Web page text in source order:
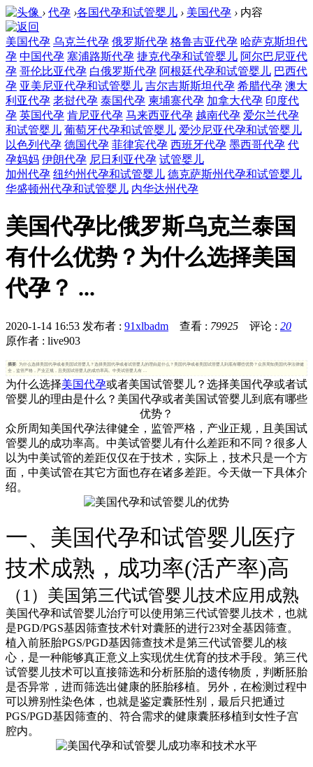
› 代孕 ›各国代孕和试管婴儿 › 美国代孕 › 内容
美国代孕 乌克兰代孕 俄罗斯代孕 格鲁吉亚代孕 哈萨克斯坦代
孕 中国代孕 塞浦路斯代孕 捷克代孕和试管婴儿 阿尔巴尼亚代
孕 哥伦比亚代孕 白俄罗斯代孕 阿根廷代孕和试管婴儿 巴西代
孕 亚美尼亚代孕和试管婴儿 吉尔吉斯斯坦代孕 希腊代孕 澳大
利亚代孕 老挝代孕 泰国代孕 柬埔寨代孕 加拿大代孕 印度代
孕 英国代孕 肯尼亚代孕 马来西亚代孕 越南代孕 爱尔兰代孕
和试管婴儿 葡萄牙代孕和试管婴儿 爱沙尼亚代孕和试管婴儿
以色列代孕 德国代孕 菲律宾代孕 西班牙代孕 墨西哥代孕 代
孕妈妈 伊朗代孕 尼日利亚代孕 试管婴儿
加州代孕 纽约州代孕和试管婴儿 德克萨斯州代孕和试管婴儿
华盛顿州代孕和试管婴儿 内华达州代孕
美国代孕比俄罗斯乌克兰泰国
有什么优势？为什么选择美国
代孕？ ...
2020-1-14 16:53 发布者 : 91xlbadm 查看 : 79925 评论 : 20
原作者 : live903
摘要: 为什么选择美国代孕或者美国试管婴儿？选择美国代孕或者试管婴儿的理由是什么？美国代孕或者美国试管婴儿到底有哪些优势？众所周知美国代孕法律健
全，监管严格，产业正规，且美国试管婴儿的成功率高。中美试管婴儿有 ...
为什么选择美国代孕或者美国试管婴儿？选择美国代孕或者试
管婴儿的理由是什么？美国代孕或者美国试管婴儿到底有哪些
优势？
众所周知美国代孕法律健全，监管严格，产业正规，且美国试
管婴儿的成功率高。中美试管婴儿有什么差距和不同？很多人
以为中美试管的差距仅仅在于技术，实际上，技术只是一个方
面，中美试管在其它方面也存在诸多差距。今天做一下具体介
绍。
一、美国代孕和试管婴儿医疗
技术成熟，成功率(活产率)高
（1）美国第三代试管婴儿技术应用成熟
美国代孕和试管婴儿治疗可以使用第三代试管婴儿技术，也就
是PGD/PGS基因筛查技术针对囊胚的进行23对全基因筛查。
植入前胚胎PGS/PGD基因筛查技术是第三代试管婴儿的核
心，是一种能够真正意义上实现优生优育的技术手段。第三代
试管婴儿技术可以直接筛选和分析胚胎的遗传物质，判断胚胎
是否异常，进而筛选出健康的胚胎移植。另外，在检测过程中
可以辨别性染色体，也就是鉴定囊胚性别，最后只把通过
PGS/PGD基因筛查的、符合需求的健康囊胚移植到女性子宫
腔内。